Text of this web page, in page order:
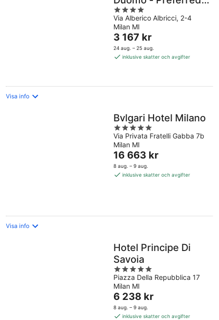
Hotels & Resorts
4
out
of
5
Via Alberico Albricci, 2-4
Milan MI
Priset
är
3 167 kr
3 167 kr
24 aug. – 25 aug.
inklusive skatter och avgifter
Visa info
Bvlgari Hotel Milano
5
out
of
5
Via Privata Fratelli Gabba 7b
Milan MI
Priset
är
16 663 kr
16 663 kr
8 aug. – 9 aug.
inklusive skatter och avgifter
Visa info
Hotel Principe Di
Savoia
5
out
of
5
Piazza Della Repubblica 17
Milan MI
Priset
är
6 238 kr
6 238 kr
8 aug. – 9 aug.
inklusive skatter och avgifter